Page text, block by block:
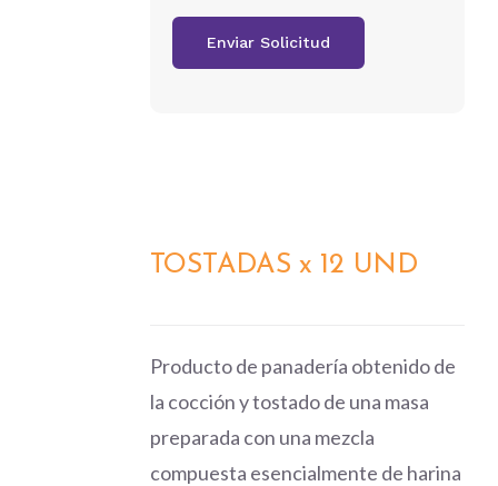
TOSTADAS x 12 UND
Producto de panadería obtenido de
la cocción y tostado de una masa
preparada con una mezcla
compuesta esencialmente de harina